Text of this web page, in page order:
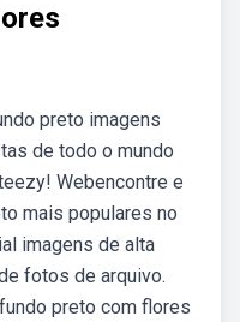
preto imagens
de todo o mundo
Webencontre e
mais populares no
imagens de alta
fotos de arquivo.
preto com flores